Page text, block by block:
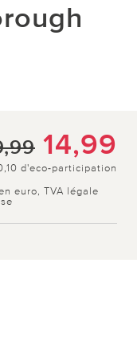
14,99
d'eco-participation
euro, TVA légale